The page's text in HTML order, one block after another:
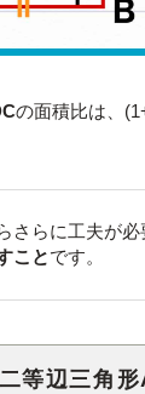
の面積比は、
さらに工夫が必
ことです。
等辺三角